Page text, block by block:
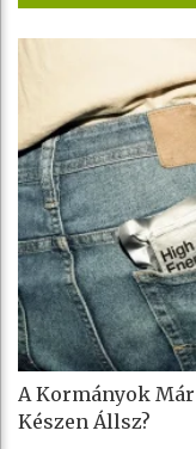
A Kormányok
Készen Állsz?